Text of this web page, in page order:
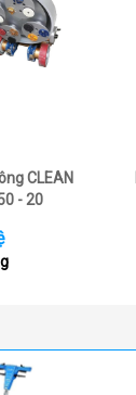
CLEAN
- 20